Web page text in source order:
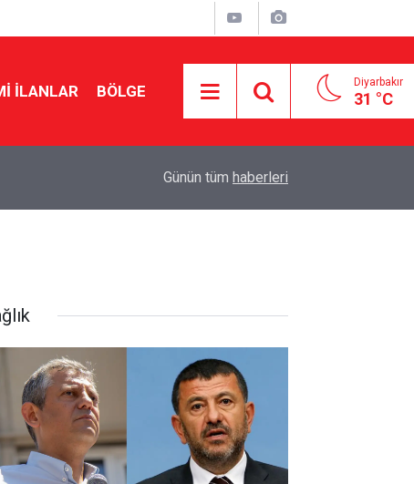
İLANLAR BÖLGE Diyarbakır
31 °C
Cengiz Çandar’dan çerçeve yasa açıklaması
Günün tüm haberleri